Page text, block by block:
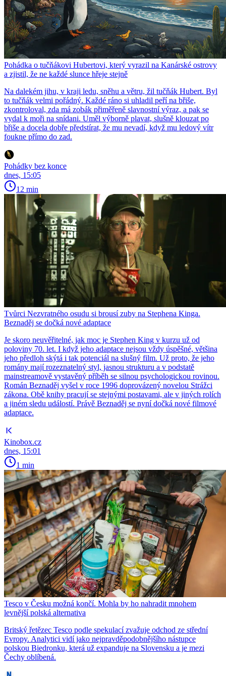
Pohádka o tučňákovi Hubertovi, který vyrazil na Kanárské ostrovy
a zjistil, že ne každé slunce hřeje stejně
Na dalekém jihu, v kraji ledu, sněhu a větru, žil tučňák Hubert. Byl
to tučňák velmi pořádný. Každé ráno si uhladil peří na břiše,
zkontroloval, zda má zobák přiměřeně slavnostní výraz, a pak se
vydal k moři na snídani. Uměl výborně plavat, slušně klouzat po
břiše a docela dobře předstírat, že mu nevadí, když mu ledový vítr
foukne přímo do zad.
Pohádky bez konce
dnes, 15:05
12 min
Tvůrci Nezvratného osudu si brousí zuby na Stephena Kinga.
Beznaděj se dočká nové adaptace
Je skoro neuvěřitelné, jak moc je Stephen King v kurzu už od
poloviny 70. let. I když jeho adaptace nejsou vždy úspěšné, většina
jeho předloh skýtá i tak potenciál na slušný film. Už proto, že jeho
romány mají rozeznatelný styl, jasnou strukturu a v podstatě
mainstreamově vystavěný příběh se silnou psychologickou rovinou.
Román Beznaděj vyšel v roce 1996 doprovázený novelou Strážci
zákona. Obě knihy pracují se stejnými postavami, ale v jiných rolích
a jiném sledu událostí. Právě Beznaděj se nyní dočká nové filmové
adaptace.
Kinobox.cz
dnes, 15:01
1 min
Tesco v Česku možná končí. Mohla by ho nahradit mnohem
levnější polská alternativa
Britský řetězec Tesco podle spekulací zvažuje odchod ze střední
Evropy. Analytici vidí jako nejpravděpodobnějšího nástupce
polskou Biedronku, která už expanduje na Slovensku a je mezi
Čechy oblíbená.